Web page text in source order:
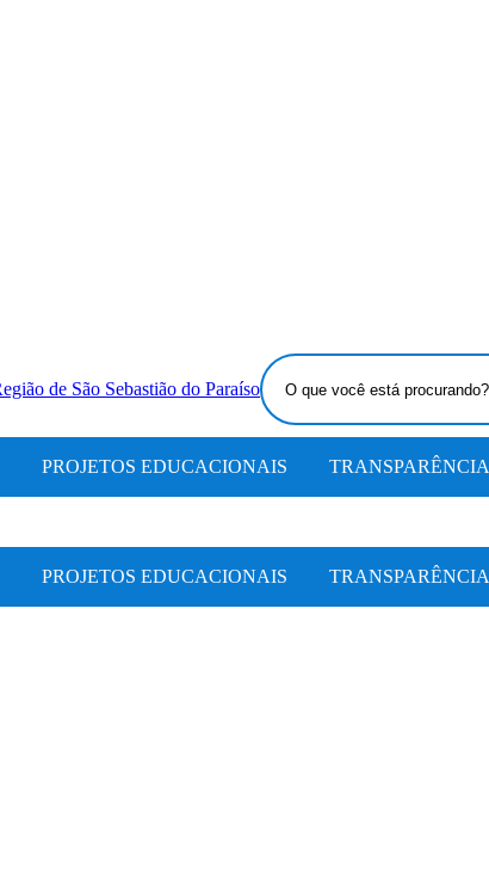
O
que
você
está
PROJETOS EDUCACIONAIS TRANSPARÊNCIA
PROJETOS EDUCACIONAIS TRANSPARÊNCIA